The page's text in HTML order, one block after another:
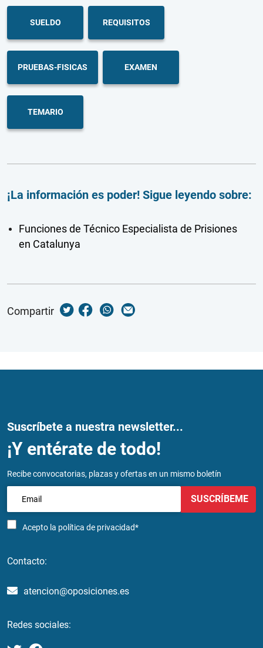
SUELDO REQUISITOS
PRUEBAS-FISICAS EXAMEN
TEMARIO
¡La información es poder! Sigue leyendo sobre:
Funciones de Técnico Especialista de Prisiones
en Catalunya
Compartir
Suscríbete a nuestra newsletter...
¡Y entérate de todo!
Recibe convocatorias, plazas y ofertas en un mismo boletín
Acepto la política de privacidad*
SUSCRÍBEME
Contacto:
atencion@oposiciones.es
Redes sociales: